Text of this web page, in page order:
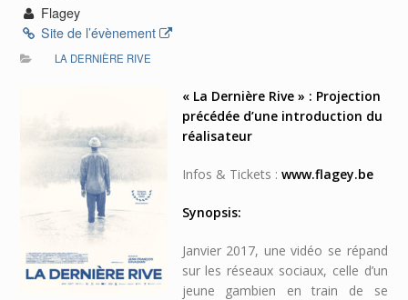
Flagey
Site de l’évènement
LA DERNIÈRE RIVE
« La Dernière Rive » : Projection
précédée d’une introduction du
réalisateur
Infos & Tickets : www.flagey.be
Synopsis:
Janvier 2017, une vidéo se répand
sur les réseaux sociaux, celle d’un
jeune gambien en train de se